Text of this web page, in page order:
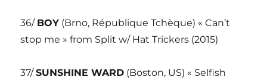
36/ BOY (Brno, République Tchèque) « Can’t
stop me » from Split w/ Hat Trickers (2015)
37/SUNSHINE WARD (Boston, US) « Selfish